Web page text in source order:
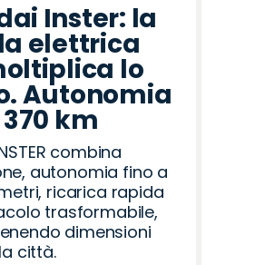
Inster: la
elettrica
lo
Autonomia
km
combina
autonomia fino a
ricarica rapida
trasformabile,
dimensioni
città.